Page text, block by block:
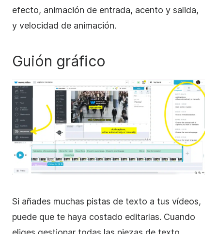
efecto, animación de entrada, acento y salida,
y velocidad de animación.
Guión gráfico
Si añades muchas pistas de texto a tus vídeos,
puede que te haya costado editarlas. Cuando